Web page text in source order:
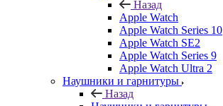
Назад
Apple Watch
Apple Watch Series 10
Apple Watch SE2
Apple Watch Series 9
Apple Watch Ultra 2
Наушники и гарнитуры
Назад